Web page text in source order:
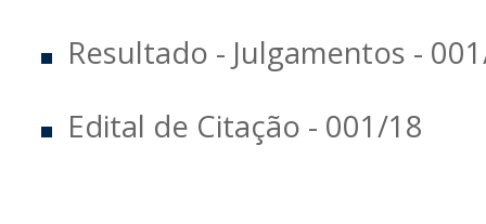
Resultado - Julgamentos -
Edital de Citação - 001/18